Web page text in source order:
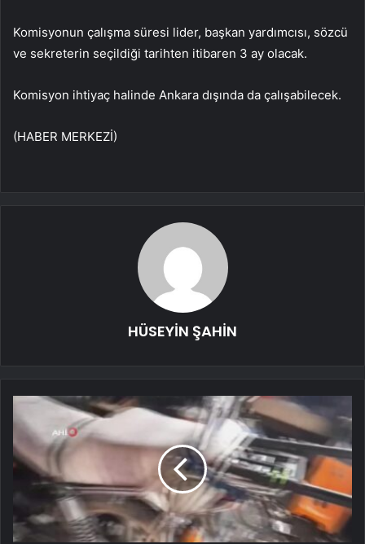
Komisyonun çalışma süresi lider, başkan yardımcısı, sözcü
ve sekreterin seçildiği tarihten itibaren 3 ay olacak.
Komisyon ihtiyaç halinde Ankara dışında da çalışabilecek.
(HABER MERKEZİ)
HÜSEYİN ŞAHİN